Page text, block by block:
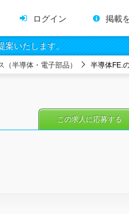
ログイン 掲載
いたします。
半導体・電子部品） 半導体FE.
この求人に応募する